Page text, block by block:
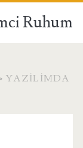
Ruhum
YAZILIMDA